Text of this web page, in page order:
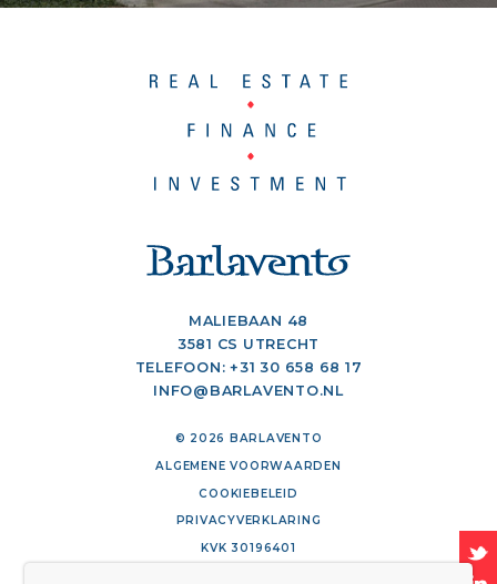
MALIEBAAN 48
3581 CS UTRECHT
TELEFOON: +31 30 658 68 17
INFO@BARLAVENTO.NL
© 2026 BARLAVENTO
ALGEMENE VOORWAARDEN
COOKIEBELEID
PRIVACYVERKLARING
KVK 30196401